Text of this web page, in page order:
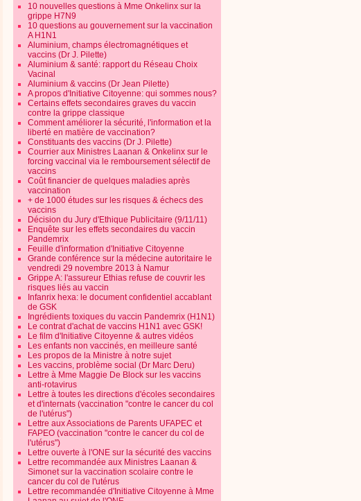
10 nouvelles questions à Mme Onkelinx sur la
grippe H7N9
10 questions au gouvernement sur la vaccination
A H1N1
Aluminium, champs électromagnétiques et
vaccins (Dr J. Pilette)
Aluminium & santé: rapport du Réseau Choix
Vacinal
Aluminium & vaccins (Dr Jean Pilette)
A propos d'Initiative Citoyenne: qui sommes nous?
Certains effets secondaires graves du vaccin
contre la grippe classique
Comment améliorer la sécurité, l'information et la
liberté en matière de vaccination?
Constituants des vaccins (Dr J. Pilette)
Courrier aux Ministres Laanan & Onkelinx sur le
forcing vaccinal via le remboursement sélectif de
vaccins
Coût financier de quelques maladies après
vaccination
+ de 1000 études sur les risques & échecs des
vaccins
Décision du Jury d'Ethique Publicitaire (9/11/11)
Enquête sur les effets secondaires du vaccin
Pandemrix
Feuille d'information d'Initiative Citoyenne
Grande conférence sur la médecine autoritaire le
vendredi 29 novembre 2013 à Namur
Grippe A: l'assureur Ethias refuse de couvrir les
risques liés au vaccin
Infanrix hexa: le document confidentiel accablant
de GSK
Ingrédients toxiques du vaccin Pandemrix (H1N1)
Le contrat d'achat de vaccins H1N1 avec GSK!
Le film d'Initiative Citoyenne & autres vidéos
Les enfants non vaccinés, en meilleure santé
Les propos de la Ministre à notre sujet
Les vaccins, problème social (Dr Marc Deru)
Lettre à Mme Maggie De Block sur les vaccins
anti-rotavirus
Lettre à toutes les directions d'écoles secondaires
et d'internats (vaccination "contre le cancer du col
de l'utérus")
Lettre aux Associations de Parents UFAPEC et
FAPEO (vaccination "contre le cancer du col de
l'utérus")
Lettre ouverte à l'ONE sur la sécurité des vaccins
Lettre recommandée aux Ministres Laanan &
Simonet sur la vaccination scolaire contre le
cancer du col de l'utérus
Lettre recommandée d'Initiative Citoyenne à Mme